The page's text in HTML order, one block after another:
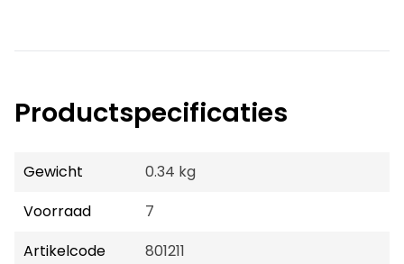
Productspecificaties
Gewicht
0.34 kg
Voorraad
7
Artikelcode
801211